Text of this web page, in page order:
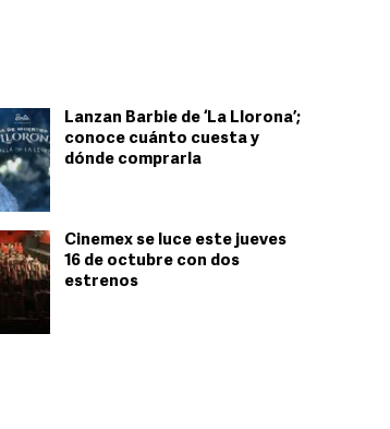
Lanzan Barbie de ‘La Llorona’;
conoce cuánto cuesta y
dónde comprarla
Cinemex se luce este jueves
16 de octubre con dos
estrenos